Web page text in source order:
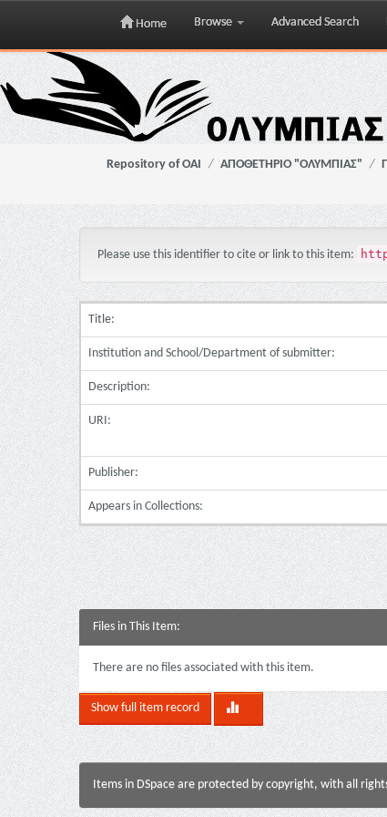
Skip
navigation
Home Browse Advanced Search
Repository of OAI ΑΠΟΘΕΤΗΡΙΟ "ΟΛΥΜΠΙΑΣ"
Please use this identifier to cite or link to this item:
Title:
Institution and School/Department of submitter:
Description:
URI:
Publisher:
Appears in Collections:
Files in This Item:
There are no files associated with this item.
Show full item record
Items in DSpace are protected by copyright, with all